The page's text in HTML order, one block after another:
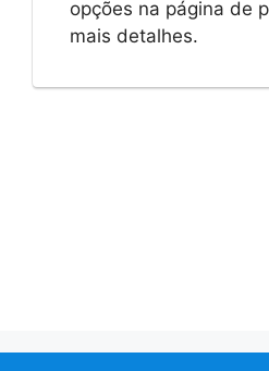
opções na página de
mais detalhes.